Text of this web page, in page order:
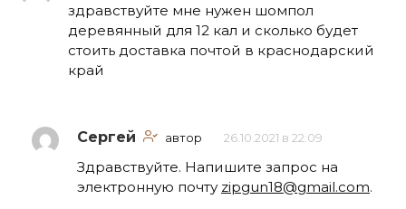
здравствуйте мне нужен шомпол
деревянный для 12 кал и сколько будет
стоить доставка почтой в краснодарский
край
Сергей автор 26.10.2021 в 22:09
Здравствуйте. Напишите запрос на
электронную почту zipgun18@gmail.com.